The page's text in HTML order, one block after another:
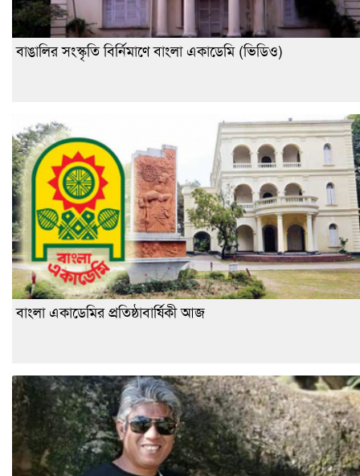
বাঙালির সংস্কৃতি বির্নিমাণে বাংলা একাডেমি (ভিডিও)
বাংলা একাডেমির প্রতিষ্ঠাবার্ষিকী আজ